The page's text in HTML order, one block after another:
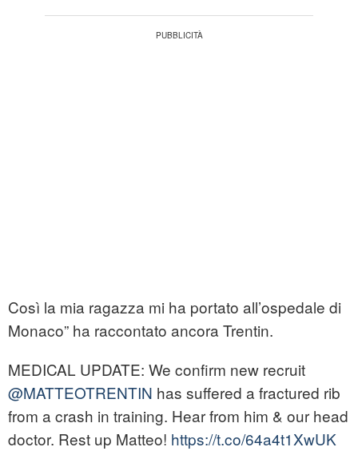
Così la mia ragazza mi ha portato all’ospedale di
Monaco” ha raccontato ancora Trentin.
MEDICAL UPDATE: We confirm new recruit
@MATTEOTRENTIN has suffered a fractured rib
from a crash in training. Hear from him & our head
doctor. Rest up Matteo! https://t.co/64a4t1XwUK